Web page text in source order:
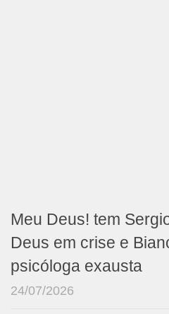
Meu Deus! tem
Deus em crise e
psicóloga exausta
24/07/2026